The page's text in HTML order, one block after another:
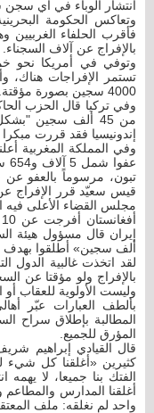
انتشار الوباء في أي سجن
وتعاكس الحكومة
فأقرب الحلفاء الغربيين
بالإفراج عن آلاف السجناء.
وتوفي في أمريكا نحو
تستمر الإفراجات هناك،
4000 سجين بصورة مؤقتة.
وفي تركيا قال الحزب
إندونيسيا فقد قررت مبكرا
وفي المملكة المغربية
تبون، مرسوماً بالعفو
مجلس القضاء الأعلى فيه الإفراج عن 420 متهماً
ألف سجين» أطلقوا بهدف
لقد اتخذت غالبية
بالإفراج ولو مؤقتا عن
وليست الأولوية للعقاب أو
بألطف العبارات عبّر
المطالبة بإطلاق سراح
المؤرق للجميع.
قال القيادي إبراهيم
كثيرين «أغلقنا كل شيء
الفتك بنا جميعا، لا يهمه
أغلقنا المدارس
واحد لم نغلقه: ملف